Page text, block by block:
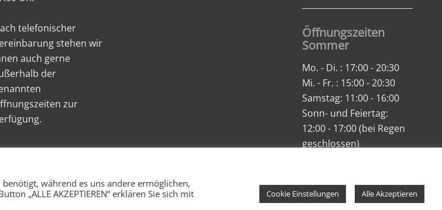
telefonischer
stehen wir
auch gerne
der
zur
Öffnungszeiten
Sommer
Mo. - Di. : 17:00 - 20:30
Mi. - Fr. : 15:00 - 20:30
Samstag: 11:00 - 16:00
Sonn- und Feiertag:
12:00 - 17:00 (bei Regen
geschlossen)
während es uns andere ermöglichen,
„ALLE AKZEPTIEREN“ erklären Sie sich mit
Cookie Einstellungen Alle Akzeptieren